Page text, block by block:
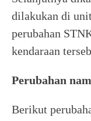
dilakukan di
perubahan
kendaraan
Perubahan
Berikut